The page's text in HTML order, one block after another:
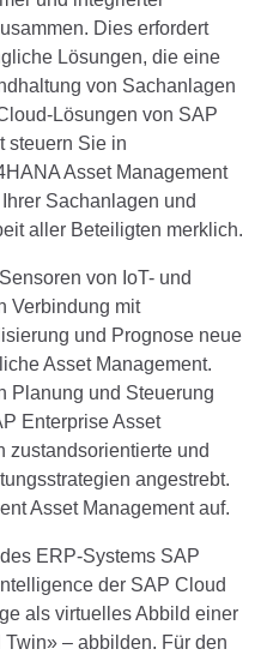
Management
(BIM)
mit SAP S/4HANA
mit SAP FCC und
mit SAP
verwalten mit
in der Schweiz
Asset Management
Procurement
Management
zu SAP S/4HANA
Dies erfordert
Lösungen, die eine
von Sachanlagen
Lösungen von SAP
steuern Sie in
Asset Management
Sachanlagen und
aller Beteiligten merklich.
von IoT- und
Verbindung mit
und Prognose neue
Asset Management.
Planung und Steuerung
Enterprise Asset
zustandsorientierte und
angestrebt.
Asset Management auf.
ERP-Systems SAP
der SAP Cloud
als virtuelles Abbild einer
– abbilden. Für den